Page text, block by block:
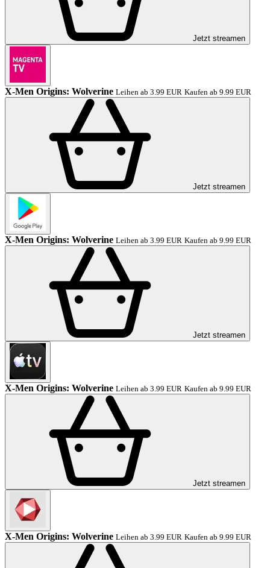
Jetzt streamen
X-Men Origins: Wolverine Leihen ab 3.99 EUR Kaufen ab 9.99 EUR
Jetzt streamen
X-Men Origins: Wolverine Leihen ab 3.99 EUR Kaufen ab 9.99 EUR
Jetzt streamen
X-Men Origins: Wolverine Leihen ab 3.99 EUR Kaufen ab 9.99 EUR
Jetzt streamen
X-Men Origins: Wolverine Leihen ab 3.99 EUR Kaufen ab 9.99 EUR